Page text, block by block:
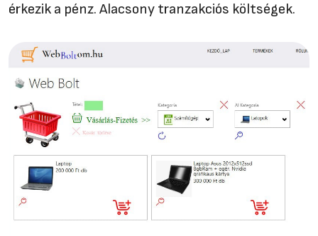
érkezik a pénz. Alacsony tranzakciós költségek.